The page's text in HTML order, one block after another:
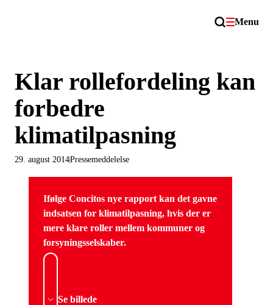
Menu
Klar rollefordeling kan
forbedre
klimatilpasning
Pressemeddelelse
29. august 2014
Ifølge Concitos nye rapport kan det gavne
indsatsen for klimatilpasning, hvis der er
mere klare roller mellem kommuner og
forsyningsselskaber.
Se billede